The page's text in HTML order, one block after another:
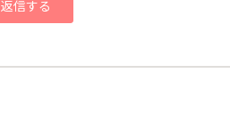
返信する